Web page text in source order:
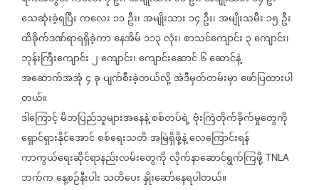
သေဆုံးခဲ့ရပြီးကလေး ၁၁ဦး၊အမျိုးသား ၁၄ ဦး၊အမျိုးသမီး ၁၅ ဦး
ထိခိုက်ဒဏ်ရာရရှိခဲ့ကာနေအိမ် ၁၁၃လုံး၊စာသင်ကျောင်း ၃ကျောင်း၊
ဘုန်းကြီးကျောင်း၂ကျောင်း၊ကျောင်းဆောင်၆ဆောင်နဲ့
အဆောက်အအုံ၄ခုပျက်စီးခဲ့တယ်လို့အဲဒီမှတ်တမ်းမှာဖော်ပြထားပါ
တယ်။
ဒါကြောင့်မိဘပြည်သူများအနေနဲ့စစ်တပ်ရဲ့ဗုံးကြဲတိုက်ခိုက်မှုတွေကို
ရှောင်ရှားနိုင်အောင်စစ်ရေးသတိအမြဲရှိဖို့နဲ့လေကြောင်းရန်
ကာကွယ်ရေးဆိုင်ရာနည်းလမ်းတွေကိုလိုက်နာဆောင်ရွက်ကြဖို့ TNLA
ဘက်ကနေ့စဉ်နီးပါး သတိပေးနှိုးဆော်နေရပါတယ်။